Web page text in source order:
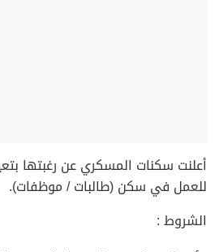
أعلنت سكنات المسكري عن رغبتها
للعمل في سكن (طالبات / موظفات).
الشروط :